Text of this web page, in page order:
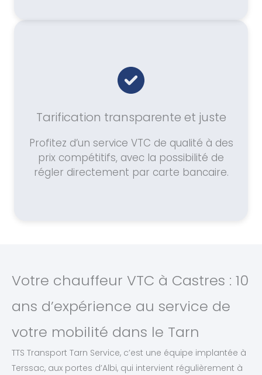
Tarification transparente et juste
Profitez d’un service VTC de qualité à des
prix compétitifs, avec la possibilité de
régler directement par carte bancaire.
Votre chauffeur VTC à Castres : 10
ans d’expérience au service de
votre mobilité dans le Tarn
TTS Transport Tarn Service, c’est une équipe implantée à
Terssac, aux portes d’Albi, qui intervient régulièrement à